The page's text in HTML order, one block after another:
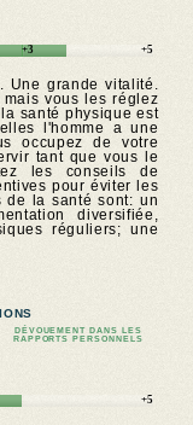
+3 +5
Une grande vitalité.
vous les réglez
santé physique est
l'homme a une
occupez de votre
tant que vous le
les conseils de
pour éviter les
de la santé sont: un
diversifiée,
réguliers; une
DÉVOUEMENT DANS LES
RAPPORTS PERSONNELS
+5